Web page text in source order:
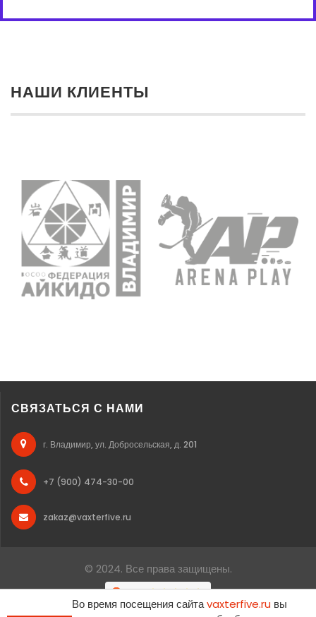
НАШИ КЛИЕНТЫ
СВЯЗАТЬСЯ С НАМИ
г. Владимир, ул. Добросельская, д. 201
+7 (900) 474-30-00
zakaz@vaxterfive.ru
© 2024. Все права защищены.
Во время посещения сайтаvaxterfive.ru вы